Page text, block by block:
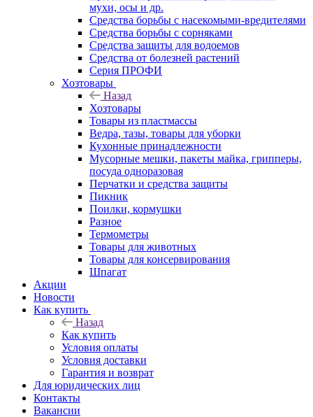
мухи, осы и др.
Средства борьбы с насекомыми-вредителями
Средства борьбы с сорняками
Средства защиты для водоемов
Средства от болезней растений
Серия ПРОФИ
Хозтовары
Назад
Хозтовары
Товары из пластмассы
Ведра, тазы, товары для уборки
Кухонные принадлежности
Мусорные мешки, пакеты майка, грипперы,
посуда одноразовая
Перчатки и средства защиты
Пикник
Поилки, кормушки
Разное
Термометры
Товары для животных
Товары для консервирования
Шпагат
Акции
Новости
Как купить
Назад
Как купить
Условия оплаты
Условия доставки
Гарантия и возврат
Для юридических лиц
Контакты
Вакансии